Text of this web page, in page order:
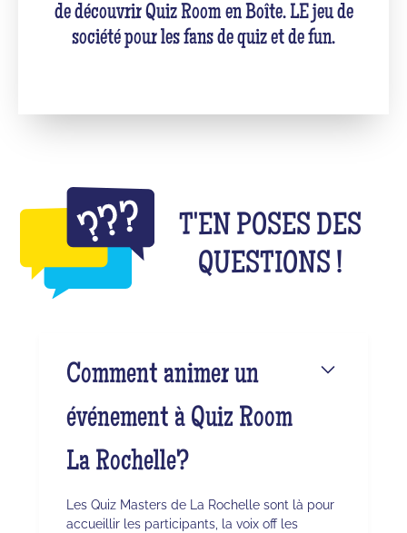
de découvrir Quiz Room en Boîte. LE jeu de
société pour les fans de quiz et de fun.
T'EN POSES DES
QUESTIONS !
Comment animer un
événement à Quiz Room
La Rochelle?
Les Quiz Masters de La Rochelle sont là pour
accueillir les participants, la voix off les